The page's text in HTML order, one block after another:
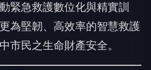
緊急救護數位化與精實訓
為堅韌、高效率的智慧救護
市民之生命財產安全。